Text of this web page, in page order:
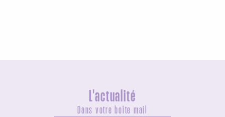
L'actualité
Dans votre boîte mail